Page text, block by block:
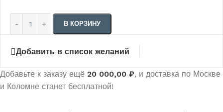
В КОРЗИНУ
Добавить в список желаний
Добавьте к заказу ещё 20 000,00 ₽, и доставка по Москве
и Коломне станет бесплатной!